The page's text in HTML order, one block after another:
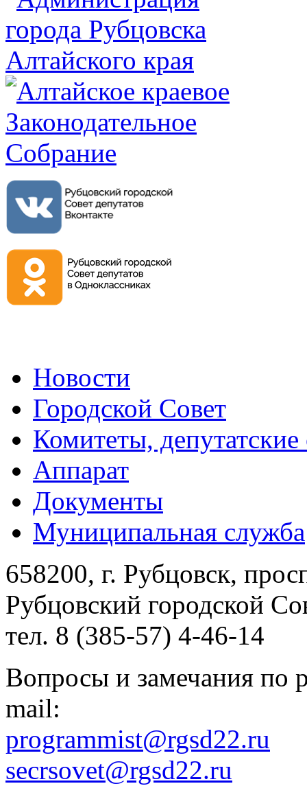
Новости
Городской Совет
Комитеты,
Аппарат
Документы
Муниципальная служба
658200, г. Рубцовск,
Рубцовский городской
тел. 8 (385-57) 4-46-14
Вопросы и замечания по
mail:
programmist@rgsd22.ru
secrsovet@rgsd22.ru